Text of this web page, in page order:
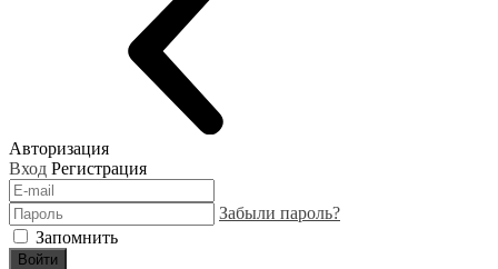
Авторизация
Вход Регистрация
Забыли пароль?
Запомнить
Войти